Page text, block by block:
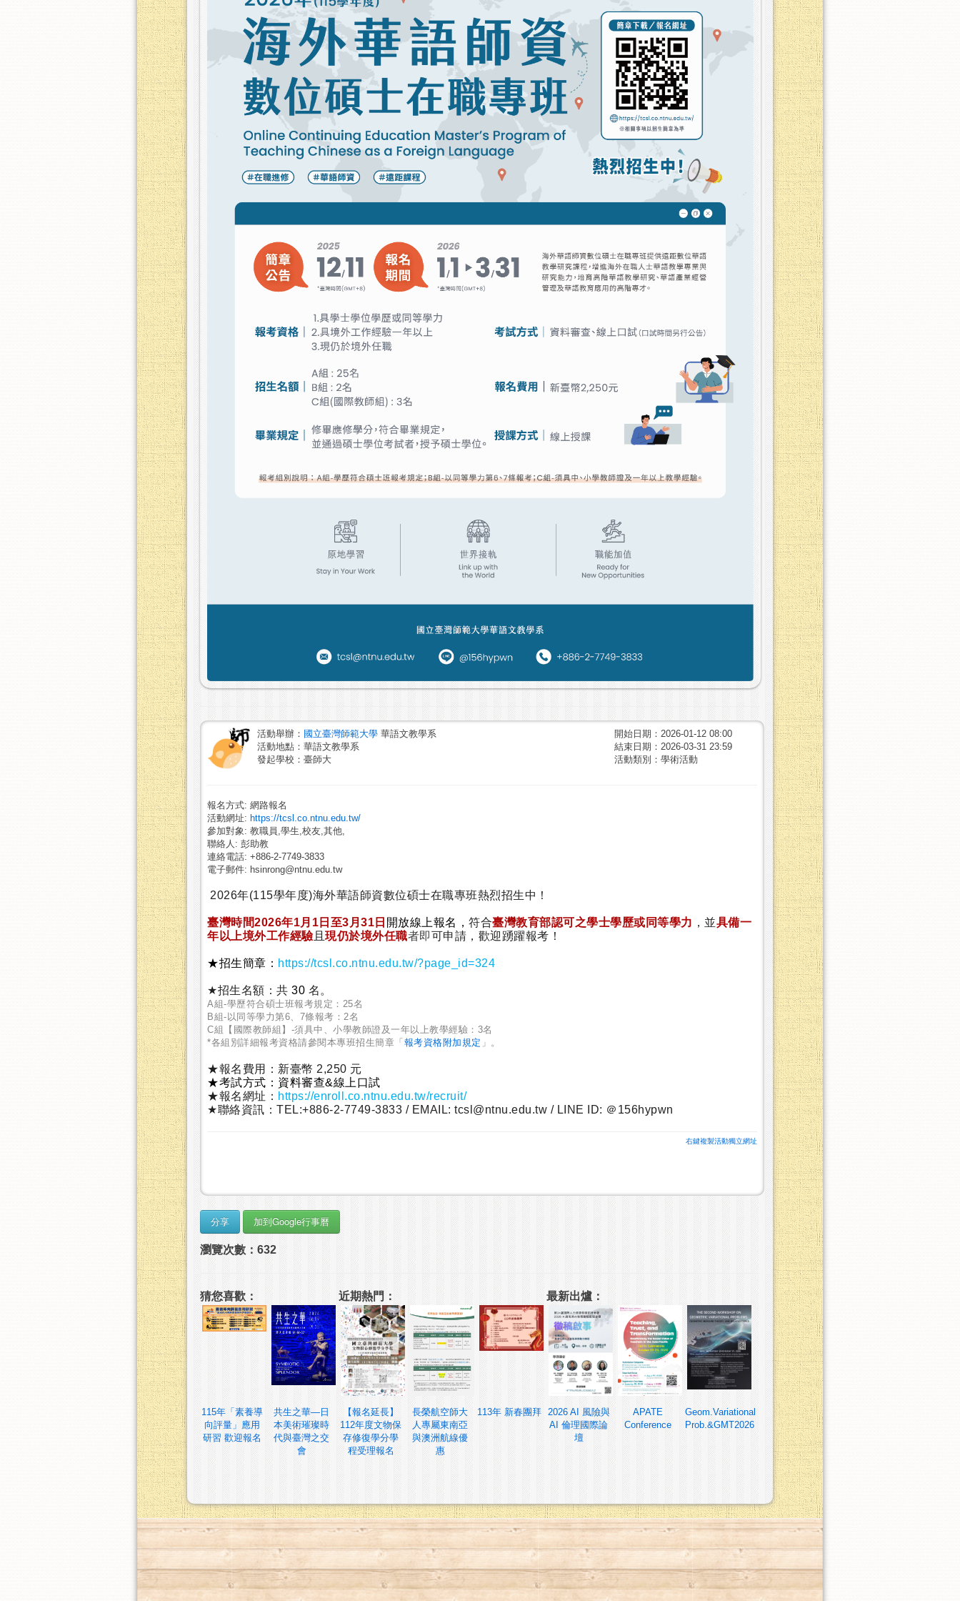
活動舉辦： 國立臺灣師範大學 華語文教學系
活動地點：華語文教學系
發起學校：臺師大
開始日期：2026-01-12 08:00
結束日期：2026-03-31 23:59
活動類別：學術活動
報名方式: 網路報名
活動網址: https://tcsl.co.ntnu.edu.tw/
參加對象: 教職員,學生,校友,其他,
聯絡人: 彭助教
連絡電話: +886-2-7749-3833
電子郵件: hsinrong@ntnu.edu.tw
2026年(115學年度)海外華語師資數位碩士在職專班熱烈招生中！
臺灣時間2026年1月1日至3月31日 開放線上報名， 符合臺灣教育部認可之學士學歷或同等學力 ，並具備一
年以上境外工作經驗且 現仍於境外任職者即可申請，歡迎踴躍報考！
★招生簡章： https://tcsl.co.ntnu.edu.tw/?page_id=324
★招生名額：共 30 名。
A組-學歷符合碩士班報考規定：25名
B組-以同等學力第6、7條報考：2名
C組【國際教師組】-須具中、小學教師證及一年以上教學經驗：3名
*各組別詳細報考資格請參閱本專班招生簡章「 報考資格附加規定 」。
★報名費用：新臺幣 2,250 元
★考試方式：資料審查&線上口試
★報名網址： https://enroll.co.ntnu.edu.tw/recruit/
★聯絡資訊：TEL:+886-2-7749-3833 / EMAIL: tcsl@ntnu.edu.tw / LINE ID: ＠156hypwn
右鍵複製活動獨立網址
瀏覽次數：632
猜您喜歡：
115年「素養導
向評量」應用
研習 歡迎報名
共生之華—日
本美術璀璨時
代與臺灣之交
會
近期熱門：
【報名延長】
112年度文物保
存修復學分學
程受理報名
長榮航空師大
人專屬東南亞
與澳洲航線優
惠
113年 新春團拜
最新出爐：
2026 AI 風險與
AI 倫理國際論
壇
APATE
Conference
Geom.Variational
Prob.&GMT2026